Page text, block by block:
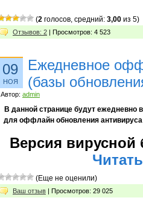
(2 голосов, средний: 3,00 из 5)
Отзывов: 2 | Просмотров: 4 523
09
НОЯ
Ежедневное
(базы
Автор: admin
В данной странице будут
для оффлайн обновления
Версия вирусной
(Еще не оценили)
Ваш отзыв | Просмотров: 29 025